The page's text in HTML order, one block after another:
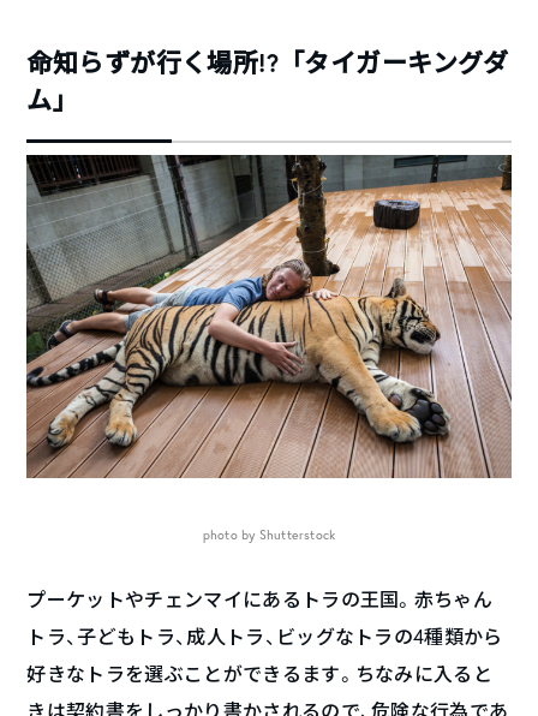
命知らずが行く場所!?「タイガーキングダ
ム」
photo by Shutterstock
プーケットやチェンマイにあるトラの王国。赤ちゃん
トラ、子どもトラ、成人トラ、ビッグなトラの4種類から
好きなトラを選ぶことができるます。ちなみに入ると
きは契約書をしっかり書かされるので、危険な行為であ